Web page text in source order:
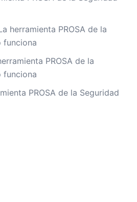
herramienta PROSA de la
funciona
PROSA de la
funciona
PROSA de la Seguridad